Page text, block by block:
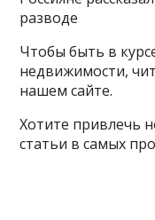
разводе
Чтобы быть в
недвижимости,
нашем сайте.
Хотите привлечь
статьи в самых